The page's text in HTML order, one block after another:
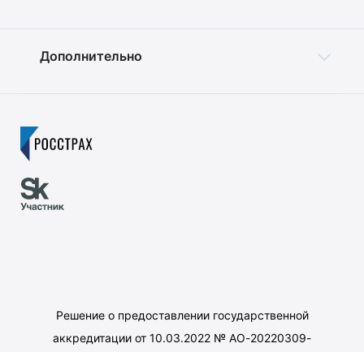
Дополнительно
Решение о предоставлении государственной
аккредитации от 10.03.2022 № АО-20220309-